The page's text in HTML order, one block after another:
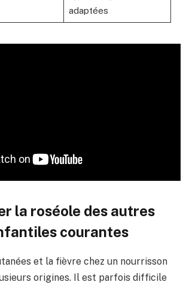
adaptées
la roséole des autres
courantes
et la fièvre chez un nourrisson
origines. Il est parfois difficile